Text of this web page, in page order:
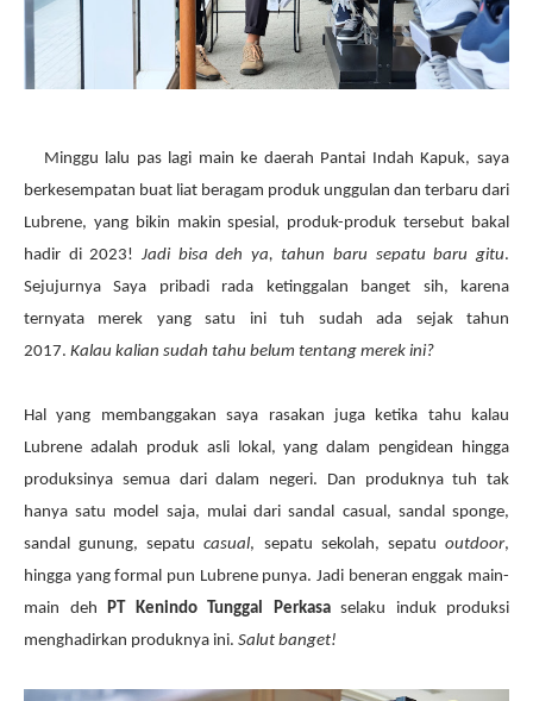
Minggu lalu pas lagi main ke daerah Pantai Indah Kapuk, saya
berkesempatan buat liat beragam produk unggulan dan terbaru dari
Lubrene, yang bikin makin spesial, produk-produk tersebut bakal
hadir di 2023! Jadi bisa deh ya, tahun baru sepatu baru gitu.
Sejujurnya Saya pribadi rada ketinggalan banget sih, karena
ternyata merek yang satu ini tuh sudah ada sejak tahun
2017. Kalau kalian sudah tahu belum tentang merek ini?
Hal yang membanggakan saya rasakan juga ketika tahu kalau
Lubrene adalah produk asli lokal, yang dalam pengidean hingga
produksinya semua dari dalam negeri. Dan produknya tuh tak
hanya satu model saja, mulai dari sandal casual, sandal sponge,
sandal gunung, sepatucasual, sepatu sekolah, sepatuoutdoor,
hingga yang formal pun Lubrene punya. Jadi beneran enggak main-
main deh PT Kenindo Tunggal Perkasaselaku induk produksi
menghadirkan produknya ini. Salut banget!